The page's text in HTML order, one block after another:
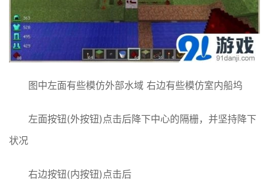
图中左面有些模仿外部水域 右边有些模仿室内船坞
左面按钮(外按钮)点击后降下中心的隔栅，并坚持降下
状况
右边按钮(内按钮)点击后